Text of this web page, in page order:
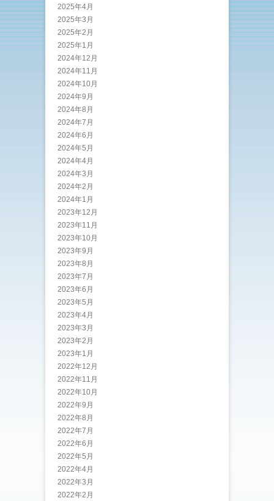
2025年4月
2025年3月
2025年2月
2025年1月
2024年12月
2024年11月
2024年10月
2024年9月
2024年8月
2024年7月
2024年6月
2024年5月
2024年4月
2024年3月
2024年2月
2024年1月
2023年12月
2023年11月
2023年10月
2023年9月
2023年8月
2023年7月
2023年6月
2023年5月
2023年4月
2023年3月
2023年2月
2023年1月
2022年12月
2022年11月
2022年10月
2022年9月
2022年8月
2022年7月
2022年6月
2022年5月
2022年4月
2022年3月
2022年2月